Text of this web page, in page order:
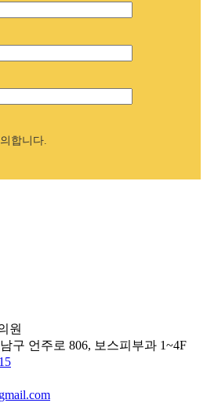
합니다.
원
구 언주로 806, 보스피부과 1~4F